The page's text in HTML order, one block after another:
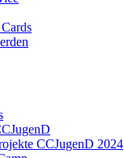
CCJugenD 2024